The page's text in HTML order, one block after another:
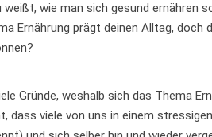
weißt, wie man sich gesund ernähren
Ernährung prägt deinen Alltag,
Gründe, weshalb sich das Thema
dass viele von uns in einem